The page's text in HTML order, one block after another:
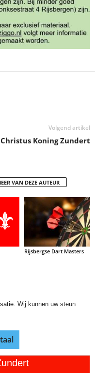
Volgend artikel
Christus Koning Zundert
VAN DEZE AUTEUR
Rijsbergse Dart Masters
Wij kunnen uw steun